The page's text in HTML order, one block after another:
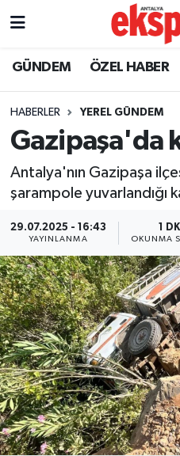
GÜNDEM ÖZEL HABER
HABERLER YEREL GÜNDEM
Gazipaşa'da
Antalya'nın Gazipaşa
şarampole yuvarlandığı
29.07.2025 - 16:43
YAYINLANMA
1 DK
OKUNMA
ÖZEL HABER
YEREL GÜNDEM
EKONOMİ
KÜLTÜR - SANAT
SPOR
SİYASET
SAĞLIK
DÜNYA
EĞİTİM
Nöbetçi Eczaneler
Trafik Durumu
Süper Lig Puan
Tüm Manşetler
Son Dakika Haberleri
Haber Arşivi